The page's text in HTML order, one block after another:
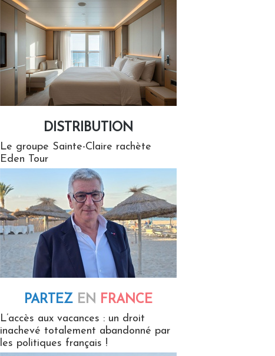
DISTRIBUTION
Le groupe Sainte-Claire rachète
Eden Tour
PARTEZ EN FRANCE
L’accès aux vacances : un droit
inachevé totalement abandonné par
les politiques français !